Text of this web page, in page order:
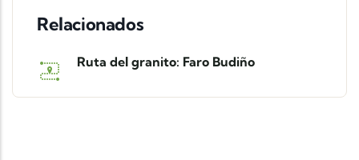
Relacionados
Ruta del granito: Faro Budiño